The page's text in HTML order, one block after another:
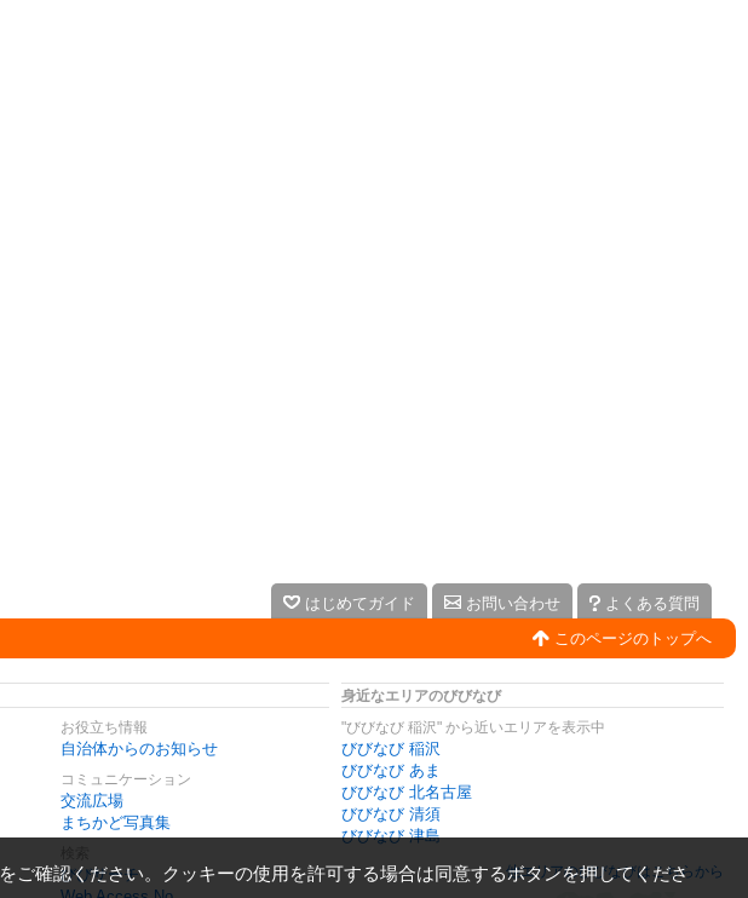
はじめてガイド お問い合わせ
よくある質問
このページのトップへ
お役立ち情報
自治体からのお知らせ
コミュニケーション
交流広場
まちかど写真集
びびサーチ
身近なエリアのびびなび
"びびなび 稲沢" から近いエリアを表示中
びびなび 稲沢
びびなび あま
びびなび 北名古屋
びびなび 清須
びびなび 津島
他エリアのびびなびはこちらから
をご確認ください。クッキーの使用を許可する場合は同意するボタンを押してくださ